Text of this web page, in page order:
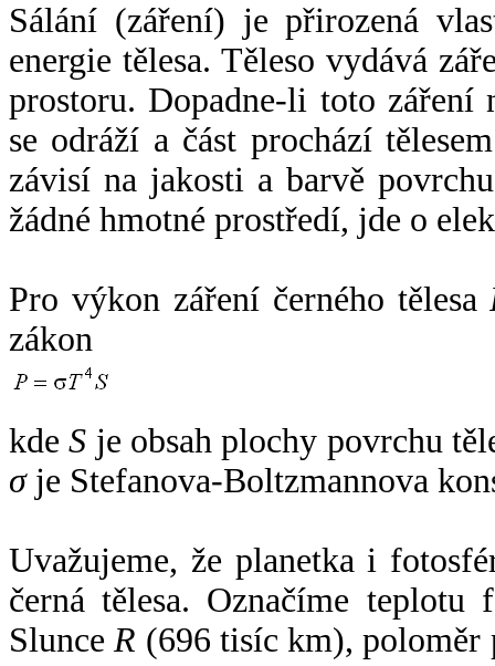
Sálání (záření) je přirozená
energie tělesa. Těleso vydává
prostoru. Dopadne-li toto záření
se odráží a část prochází
závisí na jakosti a barvě
žádné hmotné prostředí, jde o
Pro výkon záření černého tělesa
zákon
kdeS je obsah plochy povrchu
σje Stefanova-Boltzmannova
Uvažujeme, že planetka i
černá tělesa. Označíme
SlunceR (696 tisíc km),